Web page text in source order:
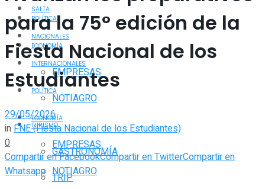
POLÍTICA
ECONOMÍA
EMPRESAS
NOTIAGRO
TURISMO
GASTRONOMÍA
TRIP
SALTA
NACIONALES
INTERNACIONALES
POLÍTICA
ECONOMÍA
EMPRESAS
NOTIAGRO
para la 75° edición de la
Fiesta Nacional de los
Estudiantes
29/05/2026
inFNE (Fiesta Nacional de los Estudiantes)
0
Compartir en FacebookCompartir en TwitterCompartir en
Whatsapp